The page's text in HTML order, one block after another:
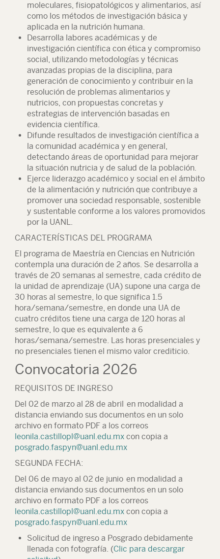
moleculares, fisiopatológicos y alimentarios, así
como los métodos de investigación básica y
aplicada en la nutrición humana.
Desarrolla labores académicas y de
investigación científica con ética y compromiso
social, utilizando metodologías y técnicas
avanzadas propias de la disciplina, para
generación de conocimiento y contribuir en la
resolución de problemas alimentarios y
nutricios, con propuestas concretas y
estrategias de intervención basadas en
evidencia científica.
Difunde resultados de investigación científica a
la comunidad académica y en general,
detectando áreas de oportunidad para mejorar
la situación nutricia y de salud de la población.
Ejerce liderazgo académico y social en el ámbito
de la alimentación y nutrición que contribuye a
promover una sociedad responsable, sostenible
y sustentable conforme a los valores promovidos
por la UANL.
CARACTERÍSTICAS DEL PROGRAMA
El programa de Maestría en Ciencias en Nutrición
contempla una duración de 2 años. Se desarrolla a
través de 20 semanas al semestre, cada crédito de
la unidad de aprendizaje (UA) supone una carga de
30 horas al semestre, lo que significa 1.5
hora/semana/semestre, en donde una UA de
cuatro créditos tiene una carga de 120 horas al
semestre, lo que es equivalente a 6
horas/semana/semestre. Las horas presenciales y
no presenciales tienen el mismo valor crediticio.
Convocatoria 2026
REQUISITOS DE INGRESO
Del 02 de marzo al 28 de abril en modalidad a
distancia enviando sus documentos en un solo
archivo en formato PDF a los correos
leonila.castillopl@uanl.edu.mx con copia a
posgrado.faspyn@uanl.edu.mx
SEGUNDA FECHA:
Del 06 de mayo al 02 de junio en modalidad a
distancia enviando sus documentos en un solo
archivo en formato PDF a los correos
leonila.castillopl@uanl.edu.mx con copia a
posgrado.faspyn@uanl.edu.mx
Solicitud de ingreso a Posgrado debidamente
llenada con fotografía. (Clic para descargar